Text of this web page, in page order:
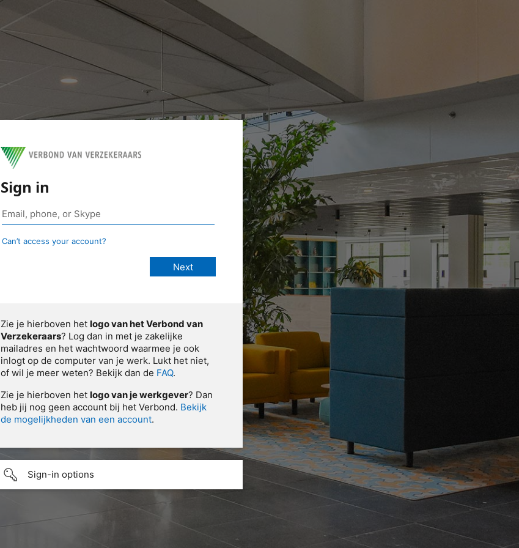
Sign in
Can’t access your account?
Zie je hierboven het logo van het Verbond van
Verzekeraars? Log dan in met je zakelijke
mailadres en het wachtwoord waarmee je ook
inlogt op de computer van je werk. Lukt het niet,
of wil je meer weten? Bekijk dan de FAQ.
Zie je hierboven het logo van je werkgever? Dan
heb jij nog geen account bij het Verbond. Bekijk
de mogelijkheden van een account.
Sign-in options